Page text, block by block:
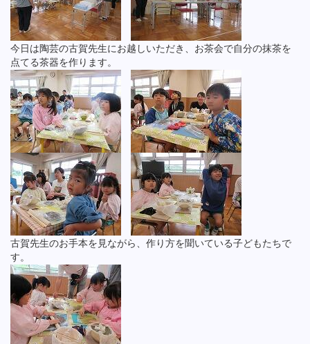
今日は陶芸の古賀先生にお越しいただき、お茶会で自分の抹茶を
点てる茶器を作ります。
古賀先生のお手本を見ながら、作り方を聞いている子どもたちで
す。